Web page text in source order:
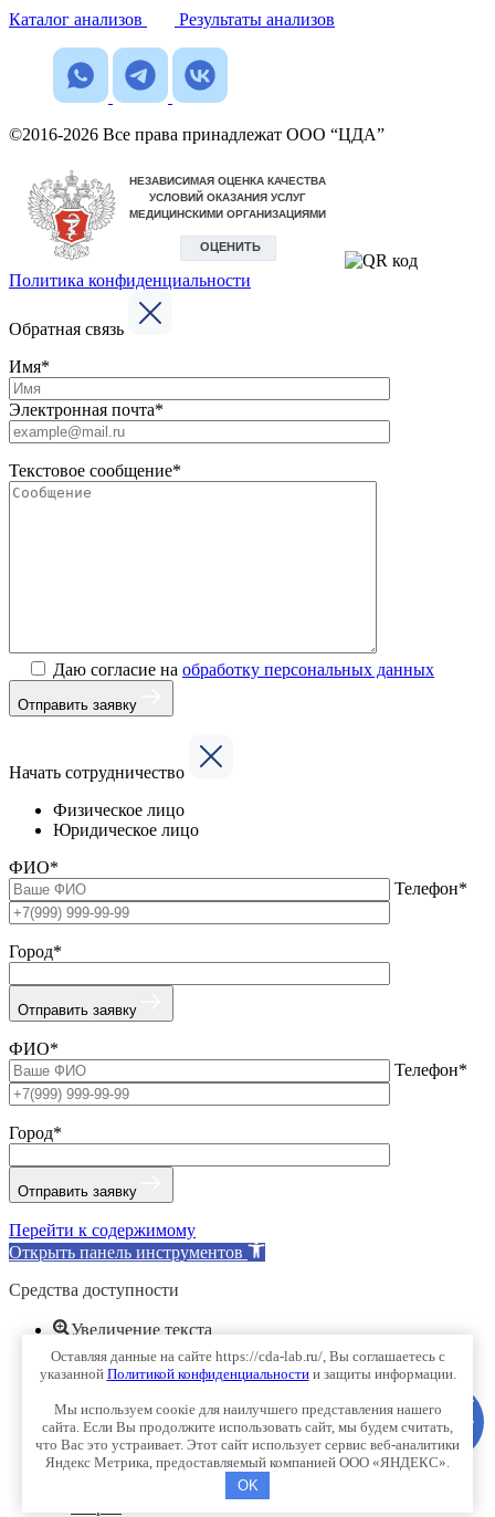
Каталог анализов
Результаты анализов
©2016-2026 Все права принадлежат ООО “ЦДА”
Политика конфиденциальности
Обратная связь
Имя*
Электронная почта*
Текстовое сообщение*
Даю согласие на обработку персональных данных
Отправить заявку
Начать сотрудничество
Физическое лицо
Юридическое лицо
ФИО*
Телефон*
Город*
Отправить заявку
ФИО*
Телефон*
Город*
Отправить заявку
Перейти к содержимому
Открыть панель инструментов
Средства доступности
Увеличение текста
Уменьшение текста
Оттенки серого
Негативный контраст
Светлый фон
Подчёркивание ссылок
Оставляя данные на сайте https://cda-lab.ru/, Вы соглашаетесь с
указанной Политикой конфиденциальностии защиты информации.
Мы используем соокіе для наилучшего представления нашего
сайта. Если Вы продолжите использовать сайт, мы будем считать,
что Вас это устраивает. Этот сайт использует сервис веб-аналитики
Яндекс Метрика, предоставляемый компанией ООО «ЯНДЕКС».
OK